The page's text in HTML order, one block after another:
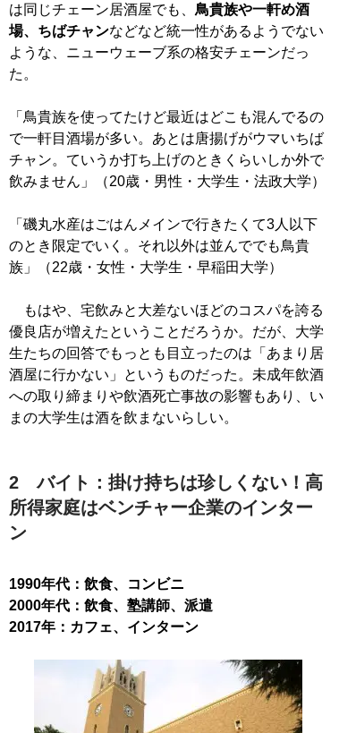
は同じチェーン居酒屋でも、 鳥貴族や一軒め酒
場、ちばチャンなどなど統一性があるようでない
ような、ニューウェーブ系の格安チェーンだっ
た。
「鳥貴族を使ってたけど最近はどこも混んでるの
で一軒目酒場が多い。あとは唐揚げがウマいちば
チャン。ていうか打ち上げのときくらいしか外で
飲みません」（20歳・男性・大学生・法政大学）
「磯丸水産はごはんメインで行きたくて3人以下
のとき限定でいく。それ以外は並んででも鳥貴
族」（22歳・女性・大学生・早稲田大学）
もはや、宅飲みと大差ないほどのコスパを誇る
優良店が増えたということだろうか。だが、大学
生たちの回答でもっとも目立ったのは「あまり居
酒屋に行かない」というものだった。未成年飲酒
への取り締まりや飲酒死亡事故の影響もあり、い
まの大学生は酒を飲まないらしい。
2 バイト：掛け持ちは珍しくない！高
所得家庭はベンチャー企業のインター
ン
1990年代：飲食、コンビニ
2000年代：飲食、塾講師、派遣
2017年：カフェ、インターン